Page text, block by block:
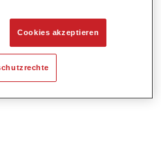
Cookies akzeptieren